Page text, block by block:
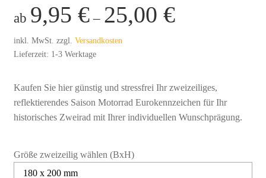
e
ab 9,95 €– 25,00 €
inkl. MwSt. zzgl. Versandkosten
Lieferzeit: 1-3 Werktage
Kaufen Sie hier günstig und stressfrei Ihr zweizeiliges,
reflektierendes Saison Motorrad Eurokennzeichen für Ihr
historisches Zweirad mit Ihrer individuellen Wunschprägung.
Größe zweizeilig wählen (BxH)